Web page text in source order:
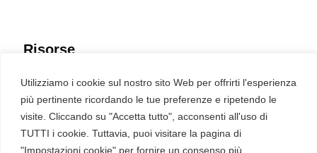
Utilizziamo i cookie sul nostro sito Web per offrirti l'esperienza
più pertinente ricordando le tue preferenze e ripetendo le
visite. Cliccando su "Accetta tutto", acconsenti all'uso di
TUTTI i cookie. Tuttavia, puoi visitare la pagina di
"Impostazioni cookie" per fornire un consenso più
Risorse
Eventi
Fumetto Cyber
Newsletter
Servizi
Pubblicità